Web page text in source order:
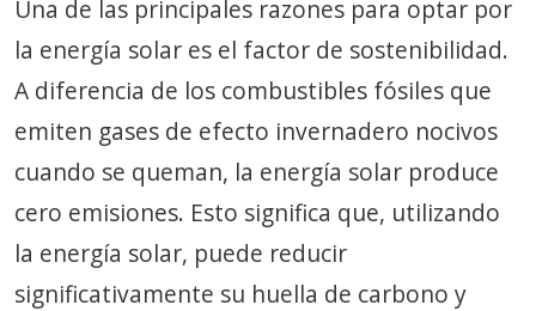
Una de las principales razones para optar por
la energía solar es el factor de sostenibilidad.
A diferencia de los combustibles fósiles que
emiten gases de efecto invernadero nocivos
cuando se queman, la energía solar produce
cero emisiones. Esto significa que, utilizando
la energía solar, puede reducir
significativamente su huella de carbono y